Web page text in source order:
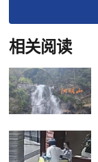
相关阅读